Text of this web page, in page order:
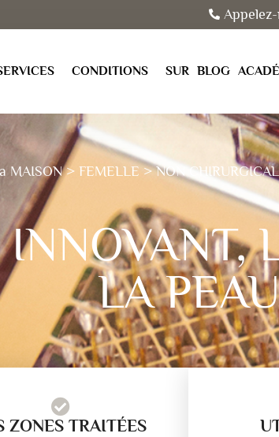
CONDITIONS SUR BLOG
MAISON> FEMELLE >NON
LA PEAU
ZONES TRAITÉES